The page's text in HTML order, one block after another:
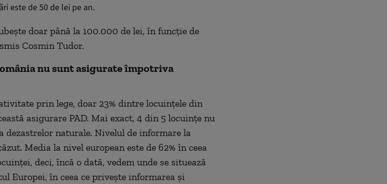
este de 50 de lei pe an.
doar până la 100.000 de lei, în funcție de
Cosmin Tudor.
nu sunt asigurate împotriva
prin lege, doar 23% dintre locuințele din
asigurare PAD. Mai exact, 4 din 5 locuințe nu
naturale. Nivelul de informare la
Media la nivel european este de 62% în ceea
deci, încă o dată, vedem unde se situează
Europei, în ceea ce privește informarea și